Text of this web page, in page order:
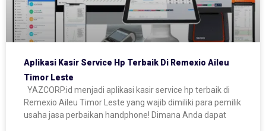
Aplikasi Kasir Service Hp Terbaik Di Remexio Aileu
Timor Leste
YAZCORP.id menjadi aplikasi kasir service hp terbaik di
Remexio Aileu Timor Leste yang wajib dimiliki para pemilik
usaha jasa perbaikan handphone! Dimana Anda dapat